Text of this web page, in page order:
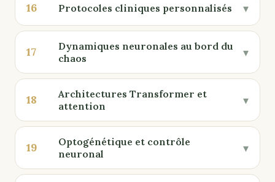
16 Protocoles cliniques personnalisés ▾
17
Dynamiques neuronales au bord du
chaos
▾
18
Architectures Transformer et
attention
▾
19
Optogénétique et contrôle
neuronal
▾